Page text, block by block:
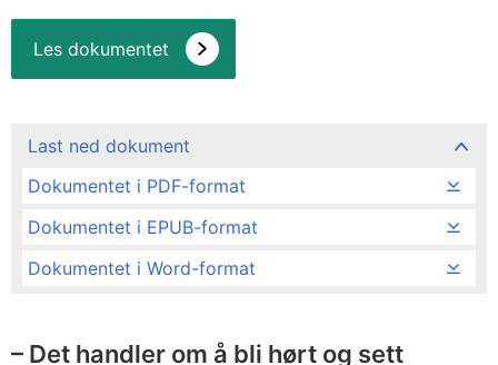
Les dokumentet
Last ned dokument
Dokumentet i PDF-format
Dokumentet i EPUB-format
Dokumentet i Word-format
– Det handler om å bli hørt og sett